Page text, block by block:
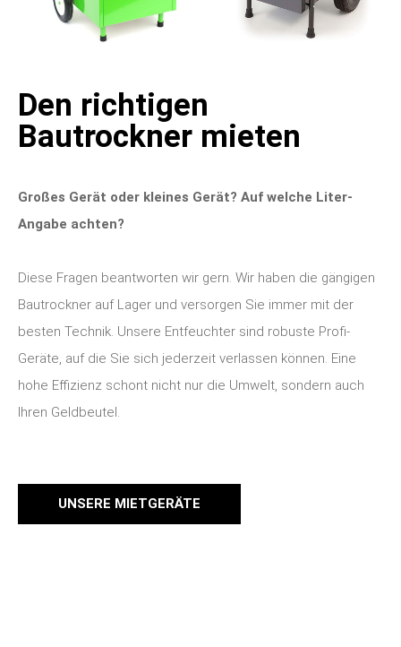
Den richtigen
Bautrockner mieten
Großes Gerät oder kleines Gerät? Auf welche Liter-
Angabe achten?
Diese Fragen beantworten wir gern. Wir haben die gängigen
Bautrockner auf Lager und versorgen Sie immer mit der
besten Technik. Unsere Entfeuchter sind robuste Profi-
Geräte, auf die Sie sich jederzeit verlassen können. Eine
hohe Effizienz schont nicht nur die Umwelt, sondern auch
Ihren Geldbeutel.
UNSERE MIETGERÄTE